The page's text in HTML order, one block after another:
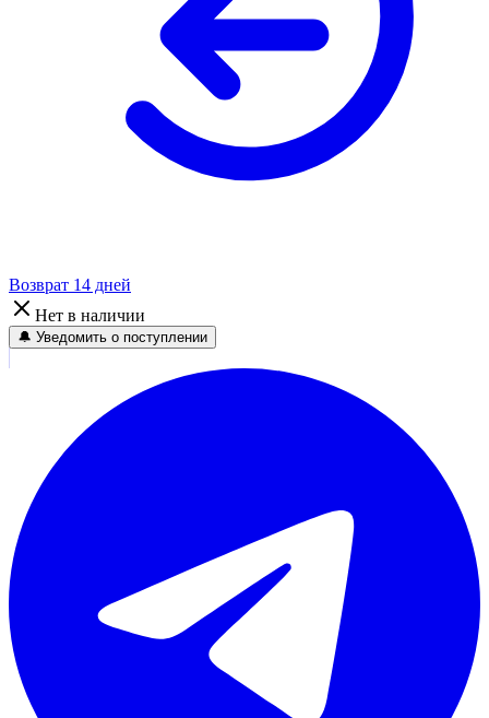
Возврат 14 дней
Нет в наличии
🔔 Уведомить о поступлении